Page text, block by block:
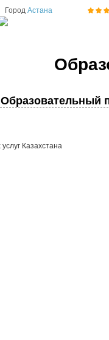
Город Астана
Образовательный
Казахстана